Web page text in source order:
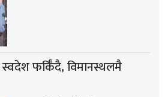
फर्किँदै, विमानस्थलमै